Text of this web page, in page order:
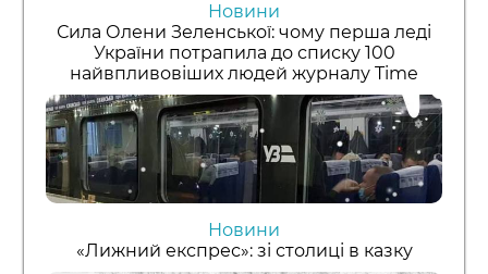
Новини
Сила Олени Зеленської: чому перша леді
України потрапила до списку 100
найвпливовіших людей журналу Time
Новини
«Лижний експрес»: зі столиці в казку